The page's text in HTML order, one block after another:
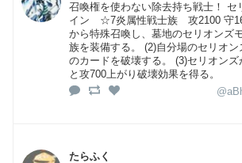
召喚権を使わない除去持ち戦士！ セ
イン ☆7炎属性戦士族 攻2100 守
から特殊召喚し、墓地のセリオンズ
族を装備する。 (2)自分場のセリオ
のカードを破壊する。 (3)セリオン
と攻700上がり破壊効果を得る。
たらふく